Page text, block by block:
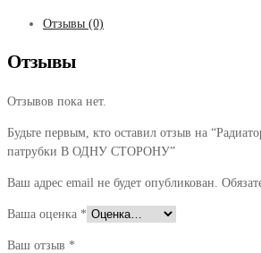
Отзывы (0)
Отзывы
Отзывов пока нет.
Будьте первым, кто оставил отзыв на
патрубки В ОДНУ СТОРОНУ”
Ваш адрес email не будет опубликован.
Ваша оценка *
Ваш отзыв *